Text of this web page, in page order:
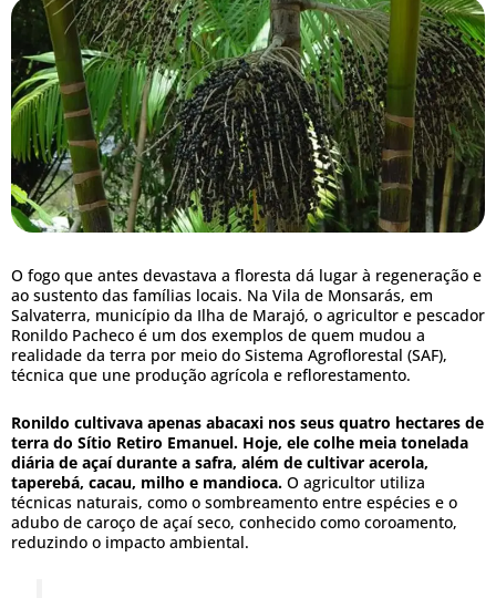
O fogo que antes devastava a floresta dá lugar à regeneração e
ao sustento das famílias locais. Na Vila de Monsarás, em
Salvaterra, município da Ilha de Marajó, o agricultor e pescador
Ronildo Pacheco é um dos exemplos de quem mudou a
realidade da terra por meio do Sistema Agroflorestal (SAF),
técnica que une produção agrícola e reflorestamento.
Ronildo cultivava apenas abacaxi nos seus quatro hectares de
terra do Sítio Retiro Emanuel. Hoje, ele colhe meia tonelada
diária de açaí durante a safra, além de cultivar acerola,
taperebá, cacau, milho e mandioca. O agricultor utiliza
técnicas naturais, como o sombreamento entre espécies e o
adubo de caroço de açaí seco, conhecido como coroamento,
reduzindo o impacto ambiental.